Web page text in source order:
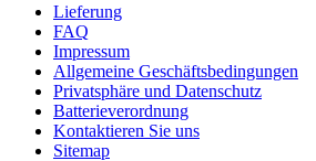
Lieferung
FAQ
Impressum
Allgemeine Geschäftsbedingungen
Privatsphäre und Datenschutz
Batterieverordnung
Kontaktieren Sie uns
Sitemap